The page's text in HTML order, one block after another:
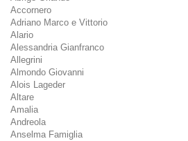
Accornero
Adriano Marco e Vittorio
Alario
Alessandria Gianfranco
Allegrini
Almondo Giovanni
Alois Lageder
Altare
Amalia
Andreola
Anselma Famiglia